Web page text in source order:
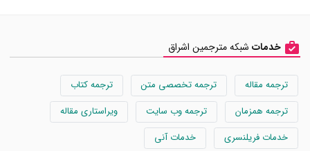
خدمات شبکه مترجمین اشراق
ترجمه مقاله ترجمه تخصصی متن
ترجمه کتاب
ترجمه همزمان
ترجمه وب سایت
ویراستاری مقاله
خدمات فریلنسری
خدمات آنی